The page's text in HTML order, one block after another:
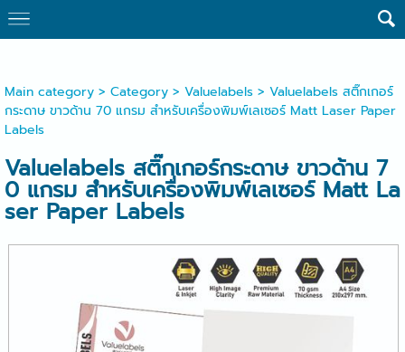
Main category> Category> Valuelabels> Valuelabels สติ๊กเกอร์
กระดาษ ขาวด้าน 70 แกรม สำหรับเครื่องพิมพ์เลเซอร์ Matt Laser Paper
Labels
Valuelabels สติ๊กเกอร์กระดาษ ขาวด้าน 7
0 แกรม สำหรับเครื่องพิมพ์เลเซอร์ Matt La
ser Paper Labels